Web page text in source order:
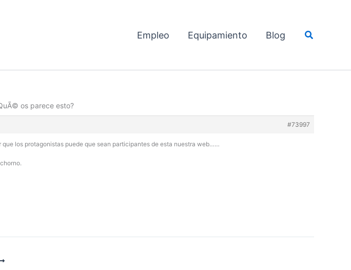
Empleo Equipamiento Blog Buscar
os parece esto?
#73997
los protagonistas puede que sean participantes de esta nuestra web……